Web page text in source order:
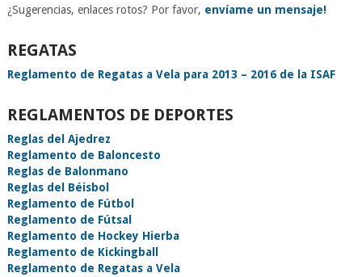
¿Sugerencias, enlaces rotos? Por favor, envíame un mensaje!
REGATAS
Reglamento de Regatas a Vela para 2013 – 2016 de la ISAF
REGLAMENTOS DE DEPORTES
Reglas del Ajedrez
Reglamento de Baloncesto
Reglas de Balonmano
Reglas del Béisbol
Reglamento de Fútbol
Reglamento de Fútsal
Reglamento de Hockey Hierba
Reglamento de Kickingball
Reglamento de Regatas a Vela